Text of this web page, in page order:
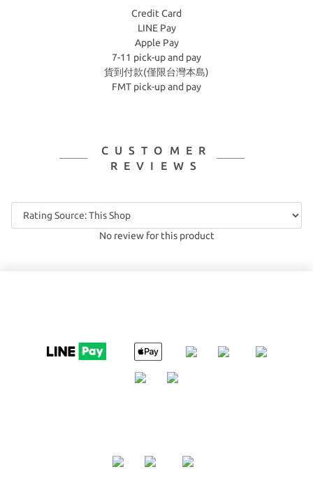
Credit Card
LINE Pay
Apple Pay
7-11 pick-up and pay
貨到付款(僅限台灣本島)
FMT pick-up and pay
CUSTOMER
REVIEWS
No review for this product